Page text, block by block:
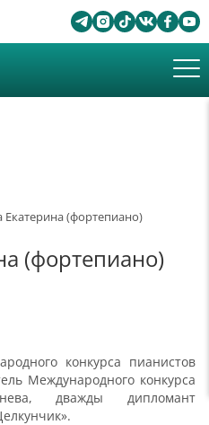
Екатерина (фортепиано)
(фортепиано)
конкурса пианистов
Международного конкурса
дважды дипломант